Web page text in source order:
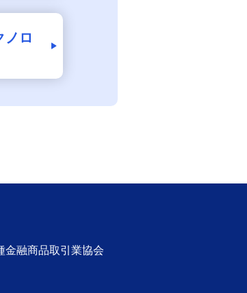
ノロ
融商品取引業協会